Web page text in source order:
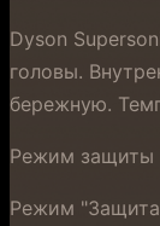
Dyson
головы.
бережную.
Режим защиты
Режим